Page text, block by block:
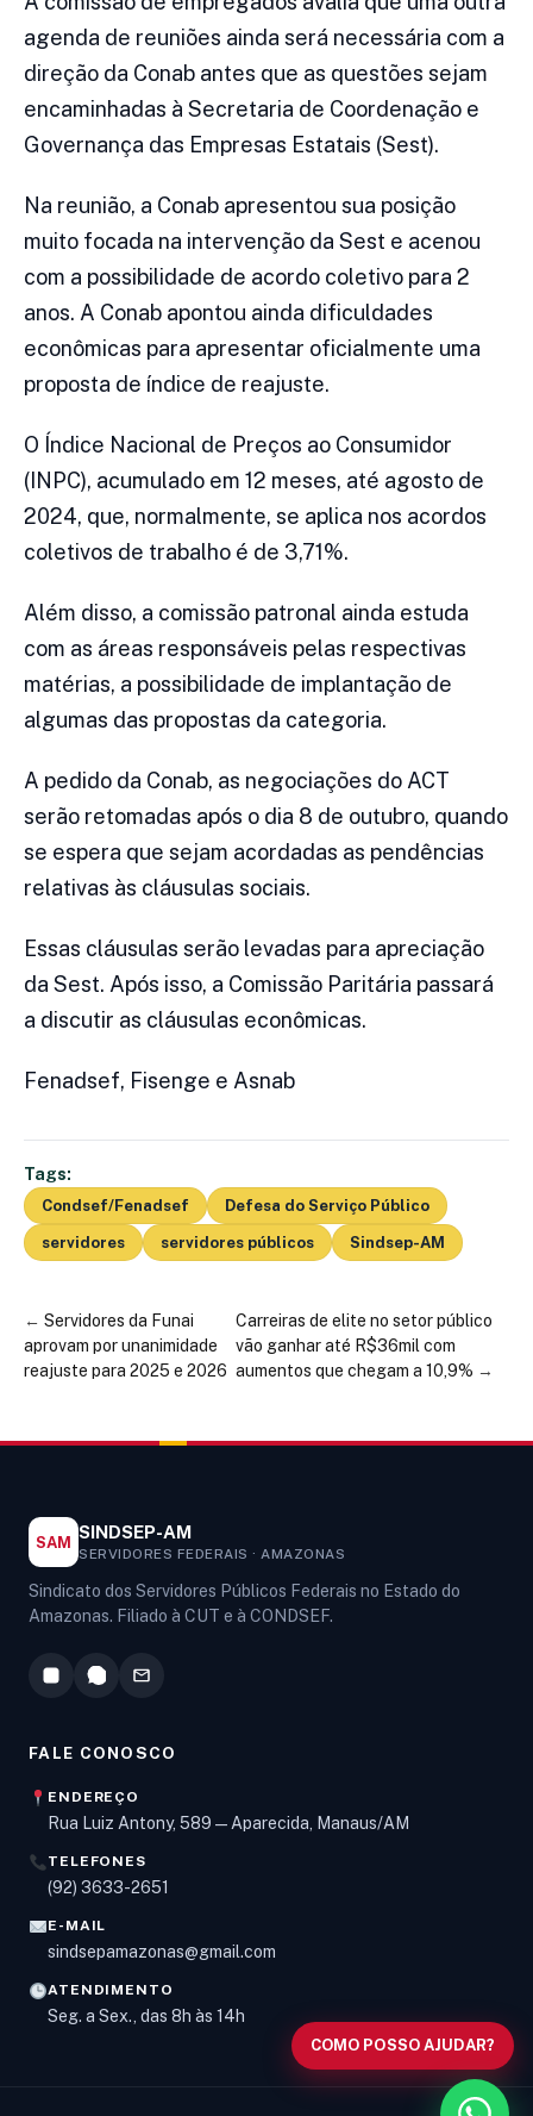
agenda de reuniões ainda será necessária com a
direção da Conab antes que as questões sejam
encaminhadas à Secretaria de Coordenação e
Governança das Empresas Estatais (Sest).
Na reunião, a Conab apresentou sua posição
muito focada na intervenção da Sest e acenou
com a possibilidade de acordo coletivo para 2
anos. A Conab apontou ainda dificuldades
econômicas para apresentar oficialmente uma
proposta de índice de reajuste.
O Índice Nacional de Preços ao Consumidor
(INPC), acumulado em 12 meses, até agosto de
2024, que, normalmente, se aplica nos acordos
coletivos de trabalho é de 3,71%.
Além disso, a comissão patronal ainda estuda
com as áreas responsáveis pelas respectivas
matérias, a possibilidade de implantação de
algumas das propostas da categoria.
A pedido da Conab, as negociações do ACT
serão retomadas após o dia 8 de outubro, quando
se espera que sejam acordadas as pendências
relativas às cláusulas sociais.
Essas cláusulas serão levadas para apreciação
da Sest. Após isso, a Comissão Paritária passará
a discutir as cláusulas econômicas.
Fenadsef, Fisenge e Asnab
Tags:
Condsef/Fenadsef Defesa do Serviço Público
servidores servidores públicos Sindsep-AM
← Servidores da Funai
aprovam por unanimidade
reajuste para 2025 e 2026
Carreiras de elite no setor público
vão ganhar até R$36mil com
aumentos que chegam a 10,9% →
SAM SINDSEP-AM
SERVIDORES FEDERAIS · AMAZONAS
Sindicato dos Servidores Públicos Federais no Estado do
Amazonas. Filiado à CUT e à CONDSEF.
FALE CONOSCO
ENDEREÇO
Rua Luiz Antony, 589 — Aparecida, Manaus/AM
TELEFONES
(92) 3633-2651
E-MAIL
sindsepamazonas@gmail.com
ATENDIMENTO
Seg. a Sex., das 8h às 14h
COMO POSSO AJUDAR?
Olá! Digite um assunto e vou buscar em nossas